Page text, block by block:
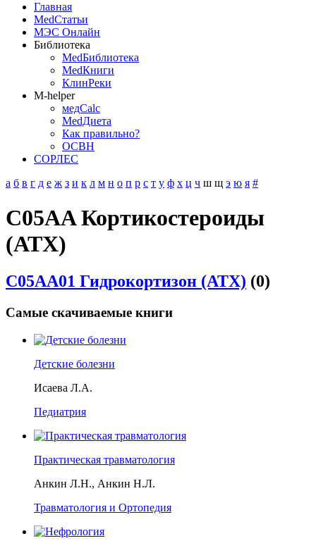
Главная
MedСтатьи
МЭС Онлайн
Библиотека
MedБиблиотека
MedКниги
КлинРеки
M-helper
медCalc
MedДиета
Как правильно?
ОСВН
СОРЛЕС
а б в г д е ж з и к л м н о п р с т у ф х ц ч ш щ э ю я #
C05AA Кортикостероиды
(АТХ)
C05AA01 Гидрокортизон (АТХ) (0)
Самые скачиваемые книги
Детские болезни
Исаева Л.А.
Педиатрия
Практическая травматология
Анкин Л.Н., Анкин Н.Л.
Травматология и Ортопедия